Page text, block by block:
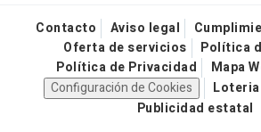
Contacto Aviso legal
Oferta de servicios
Política
Política de Privacidad
Mapa
Configuración de Cookies
Publicidad estatal